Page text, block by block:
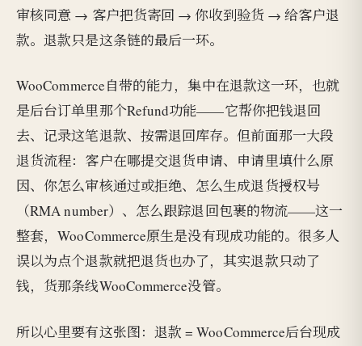
审核同意 → 客户把货寄回 → 你收到验货 → 给客户退
款。退款只是这条链的最后一环。
WooCommerce自带的能力，集中在退款这一环，也就
是后台订单里那个Refund功能——它帮你把钱退回
去、记录这笔退款、按需退回库存。但前面那一大段
退货流程：客户在哪提交退货申请、申请里填什么原
因、你怎么审核通过或拒绝、怎么生成退货授权号
（RMA number）、怎么跟踪退回包裹的物流——这一
整套，WooCommerce原生是没有现成功能的。很多人
误以为点个退款就把退货也办了，其实退款只动了
钱，货那条线WooCommerce没管。
所以心里要有这张图：退款 = WooCommerce后台现成